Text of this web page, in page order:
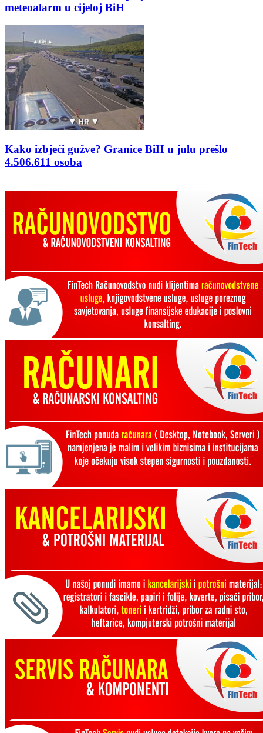
meteoalarm u cijeloj BiH
Kako izbjeći gužve? Granice BiH u julu prešlo
4.506.611 osoba